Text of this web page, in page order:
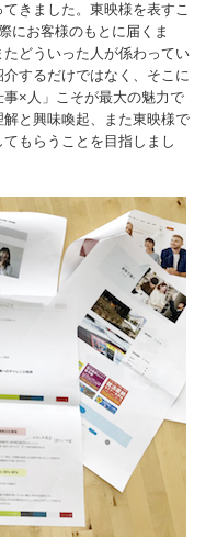
きました。東映様を表すこ
にお客様のもとに届くま
どういった人が係わってい
するだけではなく、そこに
×人」こそが最大の魅力で
と興味喚起、また東映様で
もらうことを目指しまし